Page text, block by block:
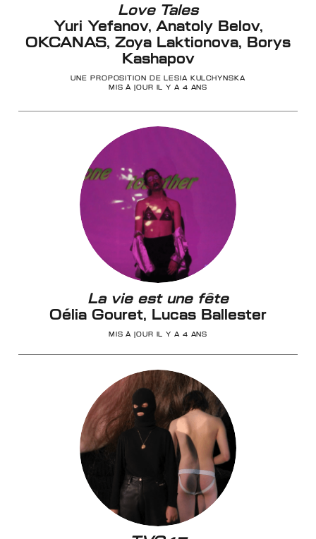
Love Tales
Yuri Yefanov, Anatoly Belov,
OKCANAS, Zoya Laktionova, Borys
Kashapov
UNE PROPOSITION DE LESIA KULCHYNSKA
MIS À JOUR IL Y A 4 ANS
La vie est une fête
Oélia Gouret, Lucas Ballester
MIS À JOUR IL Y A 4 ANS